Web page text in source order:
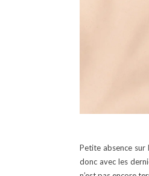
Petite absence sur
donc avec les